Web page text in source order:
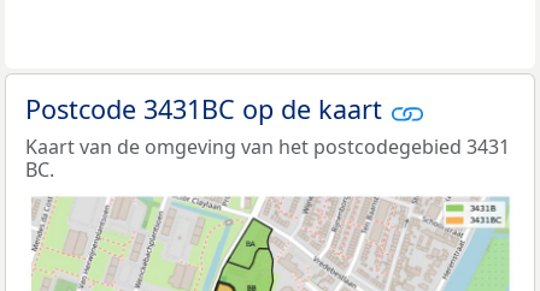
Postcode 3431BC op de kaart
Kaart van de omgeving van het postcodegebied 3431
BC.